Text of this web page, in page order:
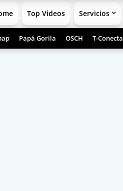
Top Videos Servicios
Papá Gorila OSCH T-Conecta